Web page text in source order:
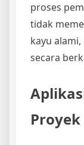
proses
tidak
kayu
secara